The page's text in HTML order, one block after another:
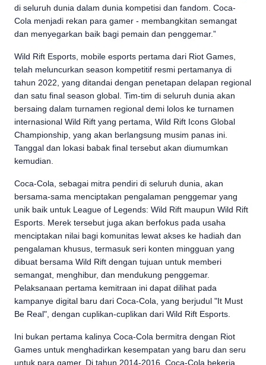
di seluruh dunia dalam dunia kompetisi dan fandom. Coca-
Cola menjadi rekan para gamer - membangkitan semangat
dan menyegarkan baik bagi pemain dan penggemar.”
Wild Rift Esports, mobile esports pertama dari Riot Games,
telah meluncurkan season kompetitif resmi pertamanya di
tahun 2022, yang ditandai dengan penetapan delapan regional
dan satu final season global. Tim-tim di seluruh dunia akan
bersaing dalam turnamen regional demi lolos ke turnamen
internasional Wild Rift yang pertama, Wild Rift Icons Global
Championship, yang akan berlangsung musim panas ini.
Tanggal dan lokasi babak final tersebut akan diumumkan
kemudian.
Coca-Cola, sebagai mitra pendiri di seluruh dunia, akan
bersama-sama menciptakan pengalaman penggemar yang
unik baik untuk League of Legends: Wild Rift maupun Wild Rift
Esports. Merek tersebut juga akan berfokus pada usaha
menciptakan nilai bagi komunitas lewat akses ke hadiah dan
pengalaman khusus, termasuk seri konten mingguan yang
dibuat bersama Wild Rift dengan tujuan untuk memberi
semangat, menghibur, dan mendukung penggemar.
Pelaksanaan pertama kemitraan ini dapat dilihat pada
kampanye digital baru dari Coca-Cola, yang berjudul "It Must
Be Real", dengan cuplikan-cuplikan dari Wild Rift Esports.
Ini bukan pertama kalinya Coca-Cola bermitra dengan Riot
Games untuk menghadirkan kesempatan yang baru dan seru
untuk para gamer. Di tahun 2014-2016, Coca-Cola bekerja